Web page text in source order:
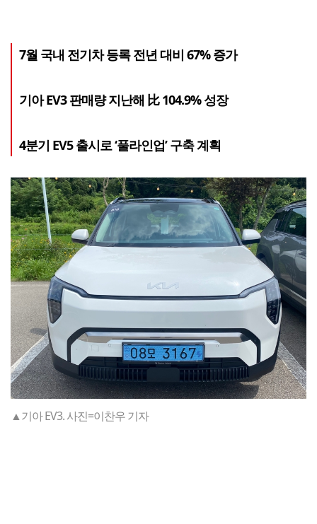
7월 국내 전기차 등록 전년 대비 67% 증가
기아 EV3 판매량 지난해 比 104.9% 성장
4분기 EV5 출시로 ‘풀라인업’ 구축 계획
▲기아 EV3. 사진=이찬우 기자